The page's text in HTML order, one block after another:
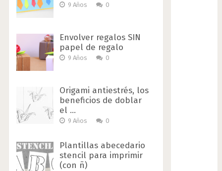
9 Años 0
Envolver regalos SIN
papel de regalo
9 Años 0
Origami antiestrés, los
beneficios de doblar
el …
9 Años 0
Plantillas abecedario
stencil para imprimir
(con ñ)